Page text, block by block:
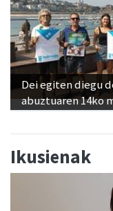
Dei egiten diegu
abuztuaren 14ko
Ikusienak